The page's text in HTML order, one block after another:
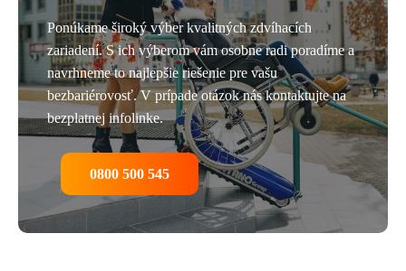
Ponúkame široký výber kvalitných zdvíhacích
zariadení. S ich výberom vám osobne radi poradíme a
navrhneme to najlepšie riešenie pre vašu
bezbariérovosť. V prípade otázok nás kontaktujte na
bezplatnej infolinke.
0800 500 545